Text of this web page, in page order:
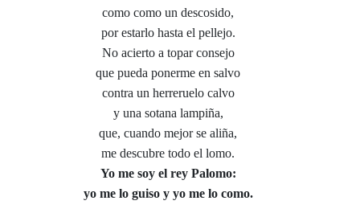
como como un descosido,
por estarlo hasta el pellejo.
No acierto a topar consejo
que pueda ponerme en salvo
contra un herreruelo calvo
y una sotana lampiña,
que, cuando mejor se aliña,
me descubre todo el lomo.
Yo me soy el rey Palomo:
yo me lo guiso y yo me lo como.